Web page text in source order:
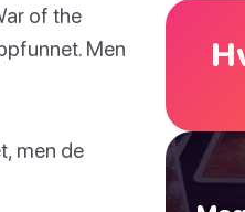
of the
Men
men de